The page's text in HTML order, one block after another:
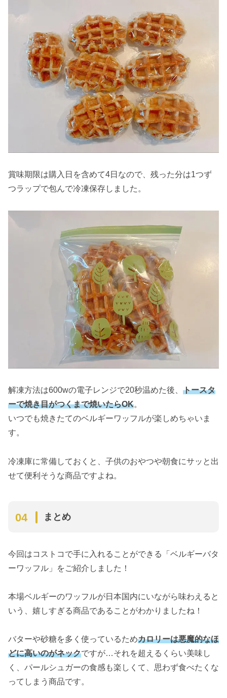
賞味期限は購入日を含めて4日なので、残った分は1つず
つラップで包んで冷凍保存しました。
解凍方法は600wの電子レンジで20秒温めた後、 トースタ
ーで焼き目がつくまで焼いたらOK。
いつでも焼きたてのベルギーワッフルが楽しめちゃいま
す。
冷凍庫に常備しておくと、子供のおやつや朝食にサッと出
せて便利そうな商品ですよね。
まとめ
今回はコストコで手に入れることができる「ベルギーバタ
ーワッフル」をご紹介しました！
本場ベルギーのワッフルが日本国内にいながら味わえると
いう、嬉しすぎる商品であることがわかりましたね！
バターや砂糖を多く使っているためカロリーは悪魔的なほ
どに高いのがネックですが…それを超えるくらい美味し
く、パールシュガーの食感も楽しくて、思わず食べたくな
ってしまう商品です。